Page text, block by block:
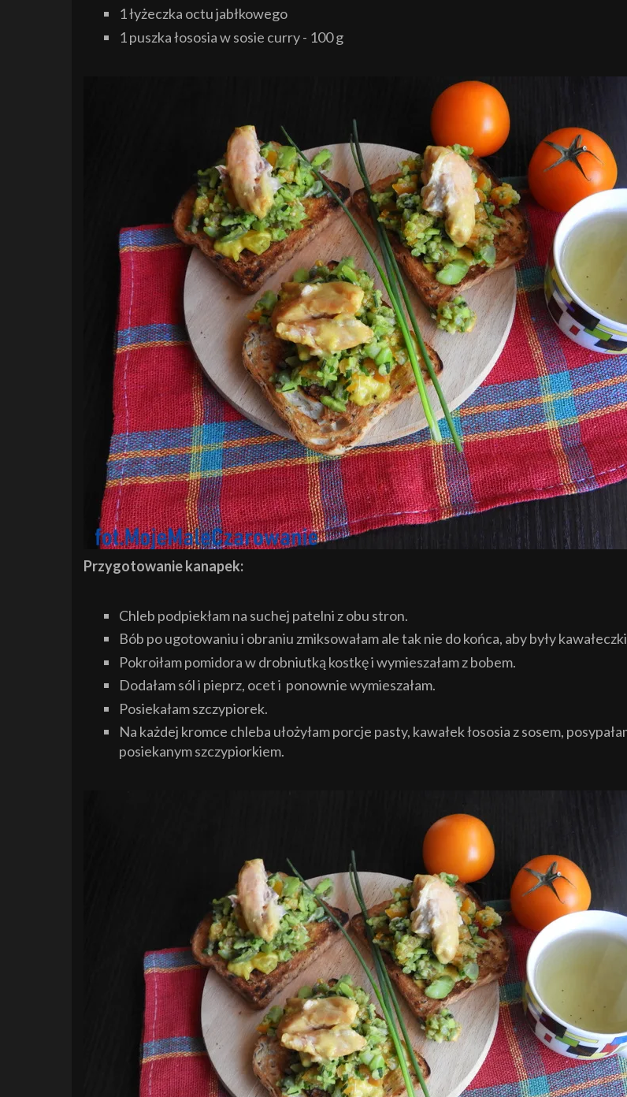
1 łyżeczka octu jabłkowego
1 puszka łososia w sosie curry - 100 g
Przygotowanie kanapek:
Chleb podpiekłam na suchej patelni z obu stron.
Bób po ugotowaniu i obraniu zmiksowałam ale tak nie do końca, aby były
Pokroiłam pomidora w drobniutką kostkę i wymieszałam z bobem.
Dodałam sól i pieprz, ocet i ponownie wymieszałam.
Posiekałam szczypiorek.
Na każdej kromce chleba ułożyłam porcje pasty, kawałek łososia z sosem,
posiekanym szczypiorkiem.